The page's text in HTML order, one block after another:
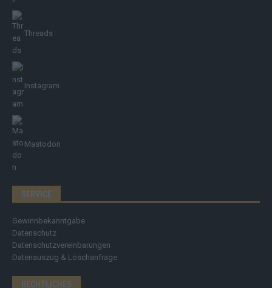
Threads
Instagram
Mastodon
SERVICE
Gewinnbekanntgabe
Datenschutz
Datenschutzvereinbarungen
Datenauszug & Löschanfrage
RECHTLICHES